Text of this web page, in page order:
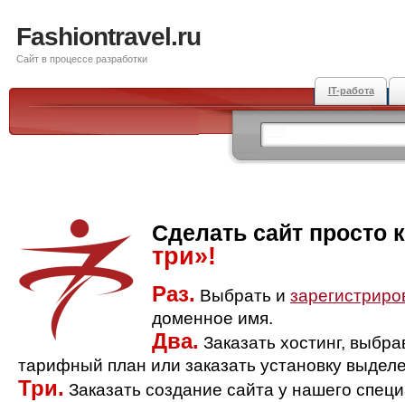
Fashiontravel.ru
Сайт в процессе разработки
IT-работа
Сделать сайт просто
три»!
Раз. Выбрать и
доменное имя.
Два. Заказать хостинг,
тарифный план или заказать установку
Три. Заказать создание сайта у нашего